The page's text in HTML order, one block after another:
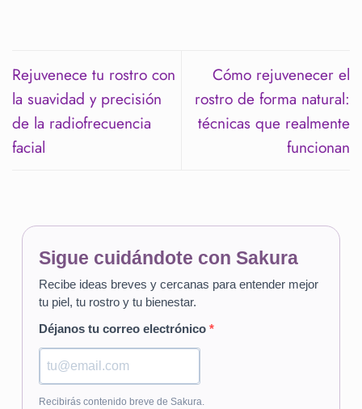
Rejuvenece tu rostro con
la suavidad y precisión
de la radiofrecuencia
facial
Cómo rejuvenecer el
rostro de forma natural:
técnicas que realmente
funcionan
Sigue cuidándote con Sakura
Recibe ideas breves y cercanas para entender mejor
tu piel, tu rostro y tu bienestar.
Déjanos tu correo electrónico
Recibirás contenido breve de Sakura.